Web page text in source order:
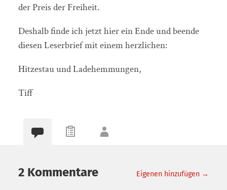
der Preis der Freiheit.
Deshalb finde ich jetzt hier ein Ende und beende
diesen Leserbrief mit einem herzlichen:
Hitzestau und Ladehemmungen,
Tiff
2 Kommentare Eigenen hinzufügen →